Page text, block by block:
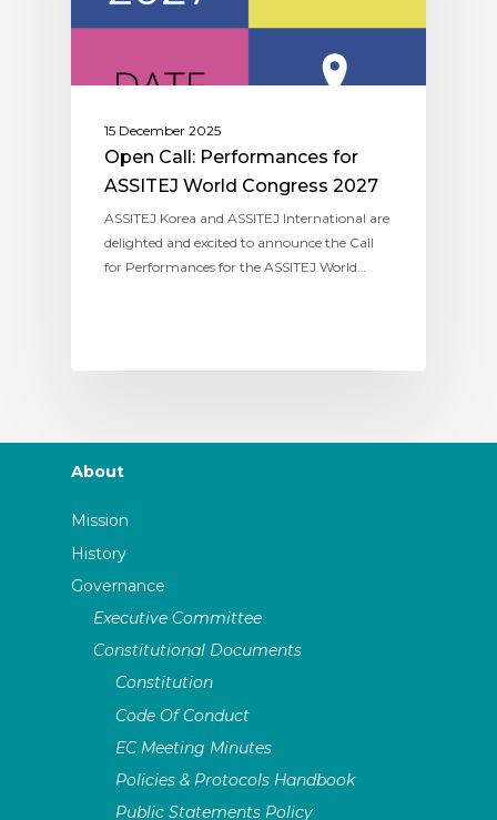
15 December 2025
Open Call: Performances for
ASSITEJ World Congress 2027
ASSITEJ Korea and ASSITEJ International are
delighted and excited to announce the Call
for Performances for the ASSITEJ World…
About
Mission
History
Governance
Executive Committee
Constitutional Documents
Constitution
Code Of Conduct
EC Meeting Minutes
Policies & Protocols Handbook
Public Statements Policy